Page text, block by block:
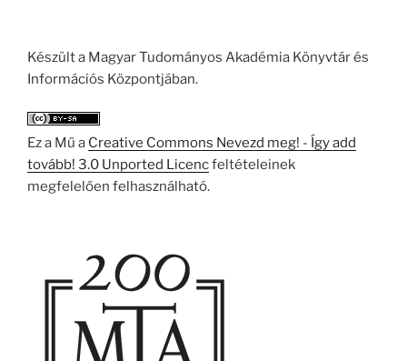
Készült a Magyar Tudományos Akadémia Könyvtár és
Információs Központjában.
Ez a Mű a Creative Commons Nevezd meg! - Így add
tovább! 3.0 Unported Licencfeltételeinek
megfelelően felhasználható.